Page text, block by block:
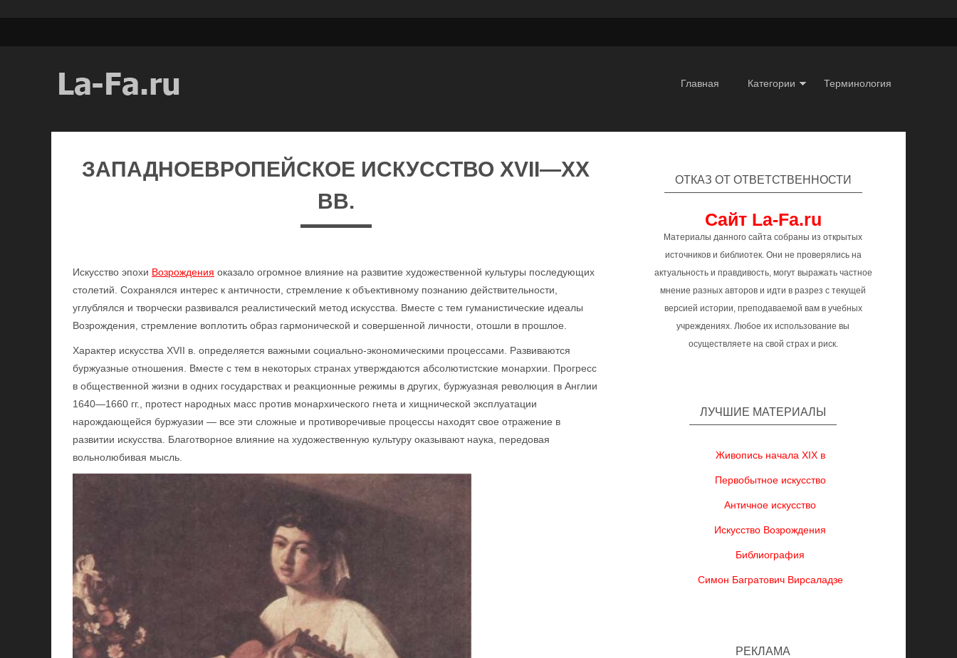
Главная Категории Терминология
ЗАПАДНОЕВРОПЕЙСКОЕ ИСКУССТВО XVII—XX
ВВ.
Искусство эпохи Возрождения оказало огромное влияние на развитие художественной культуры последующих
столетий. Сохранялся интерес к античности, стремление к объективному познанию действительности,
углублялся и творчески развивался реалистический метод искусства. Вместе с тем гуманистические идеалы
Возрождения, стремление воплотить образ гармонической и совершенной личности, отошли в прошлое.
Характер искусства XVII в. определяется важными социально-экономическими процессами. Развиваются
буржуазные отношения. Вместе с тем в некоторых странах утверждаются абсолютистские монархии. Прогресс
в общественной жизни в одних государствах и реакционные режимы в других, буржуазная революция в Англии
1640—1660 гг., протест народных масс против монархического гнета и хищнической эксплуатации
нарождающейся буржуазии — все эти сложные и противоречивые процессы находят свое отражение в
развитии искусства. Благотворное влияние на художественную культуру оказывают наука, передовая
вольнолюбивая мысль.
ОТКАЗ ОТ ОТВЕТСТВЕННОСТИ
Сайт La-Fa.ru
Материалы данного сайта собраны из открытых
источников и библиотек. Они не проверялись на
актуальность и правдивость, могут выражать частное
мнение разных авторов и идти в разрез с текущей
версией истории, преподаваемой вам в учебных
учреждениях. Любое их использование вы
осуществляете на свой страх и риск.
ЛУЧШИЕ МАТЕРИАЛЫ
Живопись начала XIX в
Первобытное искусство
Античное искусство
Искусство Возрождения
Библиография
Симон Багратович Вирсаладзе
РЕКЛАМА